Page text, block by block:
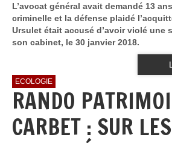
L’avocat général avait demandé 13
criminelle et la défense plaidé
Ursulet était accusé d’avoir violé une
son cabinet, le 30 janvier 2018.
ECOLOGIE
RANDO
CARBET : SUR